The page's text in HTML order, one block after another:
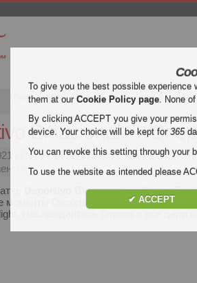
Премьер-лига Испания Примера Дивизион
Binacional —
| Перу | Deportivo Binacional &#;
Deportivo Binacional — Спорт
моменты Deportivo Binacional — Спорт
Наслаждайтесь бликов и все цели
To give you the best possible
them at ourCookie Policy page. None
By clicking ACCEPT you give your
device. Your choice will be kept for365
You can revoke this setting through your
To use the website as intended please
✔ ACCEPT